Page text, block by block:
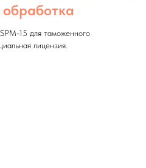
15 для таможенного
лицензия.